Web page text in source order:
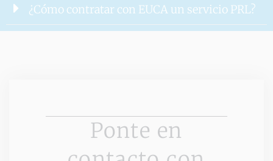
¿Cómo contratar con EUCA un servicio PRL?
Ponte en